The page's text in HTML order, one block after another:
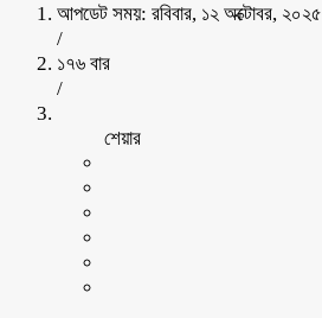
আপডেট সময়: রবিবার, ১২ অক্টোবর, ২০২৫
/
১৭৬ বার
/
শেয়ার